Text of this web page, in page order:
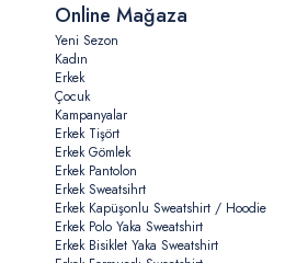
Online Mağaza
Yeni Sezon
Kadın
Erkek
Çocuk
Kampanyalar
Erkek Tişört
Erkek Gömlek
Erkek Pantolon
Erkek Sweatsihrt
Erkek Kapüşonlu Sweatshirt / Hoodie
Erkek Polo Yaka Sweatshirt
Erkek Bisiklet Yaka Sweatshirt